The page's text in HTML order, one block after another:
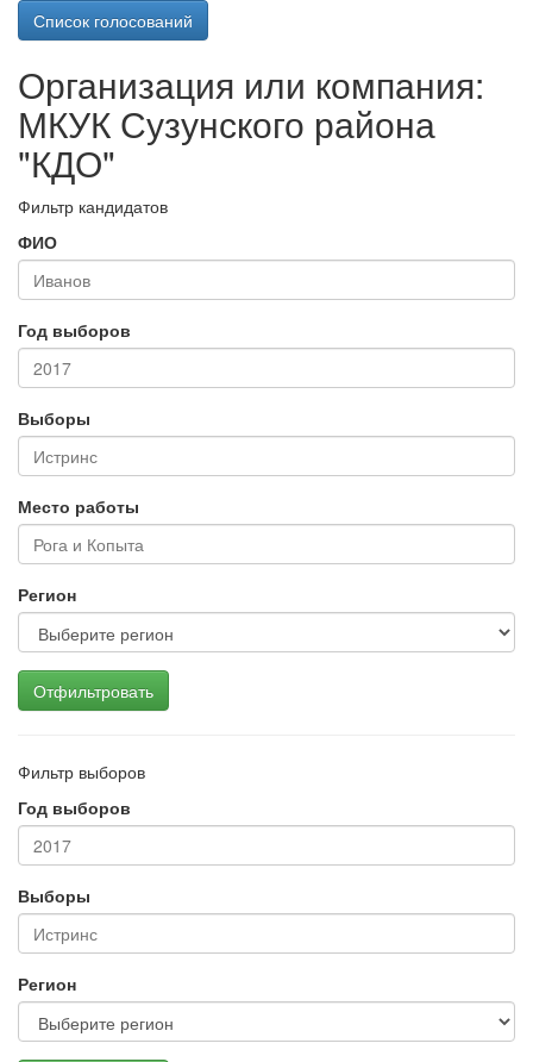
Список голосований
Организация или компания:
МКУК Сузунского района
"КДО"
Фильтр кандидатов
ФИО
Год выборов
Выборы
Место работы
Регион
Отфильтровать
Фильтр выборов
Год выборов
Выборы
Регион